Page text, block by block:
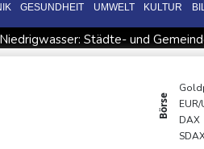
GESUNDHEIT UMWELT KULTUR
Städte- und
Drohne am Leipziger
und Opposition in
Börse
EUR/
DAX